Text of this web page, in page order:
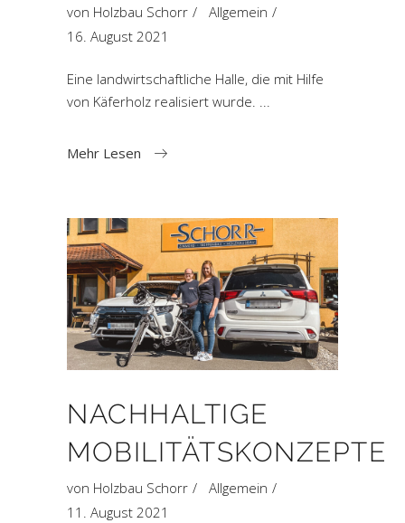
von Holzbau Schorr
Allgemein
16. August 2021
Eine landwirtschaftliche Halle, die mit Hilfe
von Käferholz realisiert wurde.
Mehr Lesen
NACHHALTIGE
MOBILITÄTSKONZEPTE
von Holzbau Schorr
Allgemein
11. August 2021